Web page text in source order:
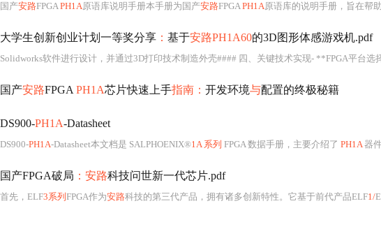
国产安路FPGAPH1A原语库说明手册本手册为国产安路FPGAPH1A原语库的说明手册，旨在帮
大学生创新创业计划一等奖分享 ： 基于安路PH1A60的3D图形体感游戏机.pdf
Solidworks软件进行设计，并通过3D打印技术制造外壳#### 四、关键技术实现- **FPGA平台选
国产安路FPGA PH1A芯片快速上手指南： 开发环境与配置的终极秘籍
DS900-PH1A-Datasheet
DS900-PH1A-Datasheet本文档是 SALPHOENIX®1A 系列 FPGA 数据手册，主要介绍了 PH1A器
国产FPGA破局 ：安路科技问世新一代芯片.pdf
首先，ELF3系列 FPGA作为安路科技的第三代产品，拥有诸多创新特性。它基于前代产品ELF1/